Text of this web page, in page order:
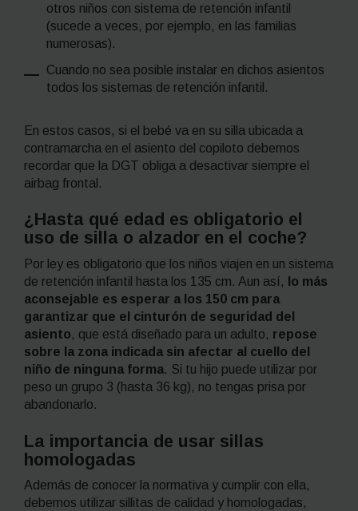
otros niños con sistema de retención infantil
(sucede a veces, por ejemplo, en las familias
numerosas).
Cuando no sea posible instalar en dichos asientos
todos los sistemas de retención infantil.
En estos casos, si el bebé va en su silla ubicada a
contramarcha en el asiento del copiloto debemos
recordar que la DGT obliga a desactivar siempre el
airbag frontal.
¿Hasta qué edad es obligatorio el
uso de silla o alzador en el coche?
Por ley es obligatorio que los niños viajen en un sistema
de retención infantil hasta los 135 cm. Aun así,
lo más
aconsejable es esperar a los 150 cm para
garantizar que el cinturón de seguridad del
asiento, que está diseñado para un adulto, repose
sobre la zona indicada sin afectar al cuello del
niño de ninguna forma. Si tu hijo puede utilizar por
peso un grupo 3 (hasta 36 kg), no tengas prisa por
abandonarlo.
La importancia de usar sillas
homologadas
Además de conocer la normativa y cumplir con ella,
debemos utilizar sillitas de calidad y homologadas,